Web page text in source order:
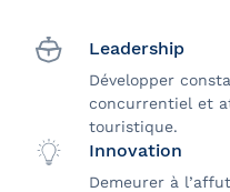
Leadership
Développer
concurrentiel et
touristique.
Innovation
Demeurer à